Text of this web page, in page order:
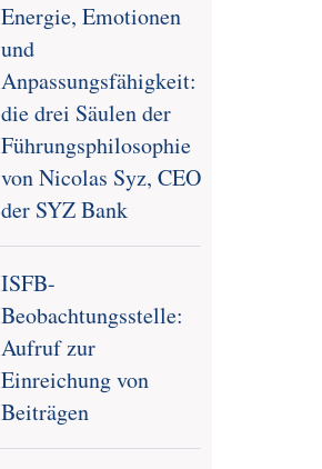
Energie, Emotionen
und
Anpassungsfähigkeit:
die drei Säulen der
Führungsphilosophie
von Nicolas Syz, CEO
der SYZ Bank
ISFB-
Beobachtungsstelle:
Aufruf zur
Einreichung von
Beiträgen